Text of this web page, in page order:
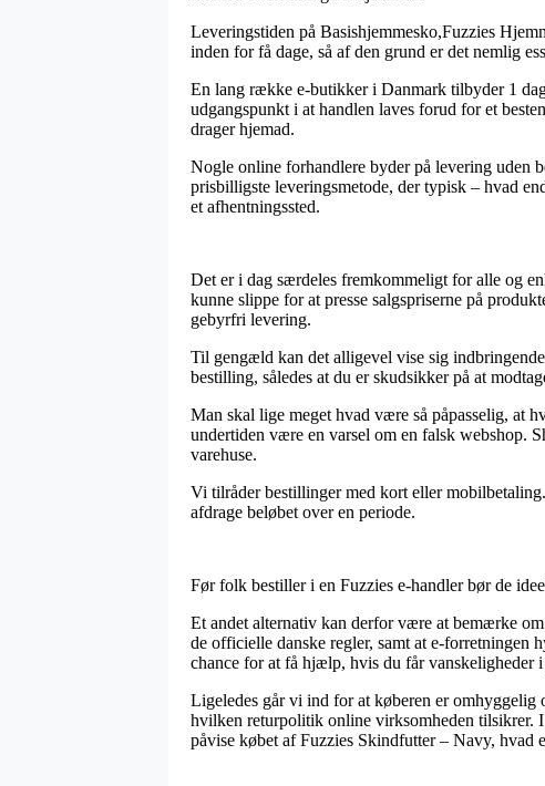
Leveringstiden på Basishjemmesko,Fuzzies
inden for få dage, så af den grund er det nemlig
En lang række e-butikker i Danmark tilbyder 1
udgangspunkt i at handlen laves forud for et
drager hjemad.
Nogle online forhandlere byder på levering uden
prisbilligste leveringsmetode, der typisk – hvad
et afhentningssted.
Det er i dag særdeles fremkommeligt for alle og
kunne slippe for at presse salgspriserne på
gebyrfri levering.
Til gengæld kan det alligevel vise sig
bestilling, således at du er skudsikker på at
Man skal lige meget hvad være så påpasselig, at
undertiden være en varsel om en falsk webshop.
varehuse.
Vi tilråder bestillinger med kort eller
afdrage beløbet over en periode.
Før folk bestiller i en Fuzzies e-handler bør de
Et andet alternativ kan derfor være at bemærke
de officielle danske regler, samt at e-forretningen
chance for at få hjælp, hvis du får vanskeligheder
Ligeledes går vi ind for at køberen er omhyggelig
hvilken returpolitik online virksomheden tilsikrer.
påvise købet af Fuzzies Skindfutter – Navy, hvad